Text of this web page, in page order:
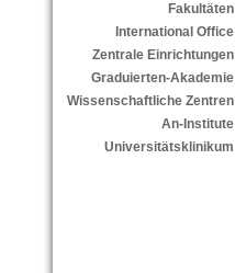
Fakultäten
International Office
Zentrale Einrichtungen
Graduierten-Akademie
Wissenschaftliche Zentren
An-Institute
Universitätsklinikum